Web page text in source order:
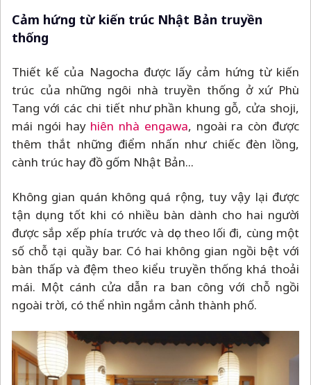
Cảm hứng từ kiến trúc Nhật Bản truyền
thống
Thiết kế của Nagocha được lấy cảm hứng từ kiến
trúc của những ngôi nhà truyền thống ở xứ Phù
Tang với các chi tiết như phần khung gỗ, cửa shoji,
mái ngói hay hiên nhà engawa, ngoài ra còn được
thêm thắt những điểm nhấn như chiếc đèn lồng,
cành trúc hay đồ gốm Nhật Bản...
Không gian quán không quá rộng, tuy vậy lại được
tận dụng tốt khi có nhiều bàn dành cho hai người
được sắp xếp phía trước và dọc theo lối đi, cùng một
số chỗ tại quầy bar. Có hai không gian ngồi bệt với
bàn thấp và đệm theo kiểu truyền thống khá thoải
mái. Một cánh cửa dẫn ra ban công với chỗ ngồi
ngoài trời, có thể nhìn ngắm cảnh thành phố.